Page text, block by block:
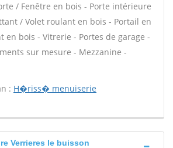
/ Fenêtre en bois - Porte intérieure
/ Volet roulant en bois - Portail en
en bois - Vitrerie - Portes de garage -
sur mesure - Mezzanine -
: H�riss� menuiserie
Verrieres le buisson